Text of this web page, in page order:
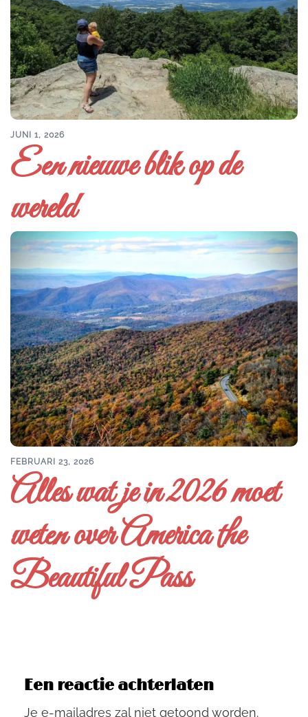
JUNI 1, 2026
Een nieuwe blik op de
wereld
FEBRUARI 23, 2026
Alles wat je in 2026 moet
weten over America the
Beautiful Pass
Een reactie achterlaten
Je e-mailadres zal niet getoond worden.